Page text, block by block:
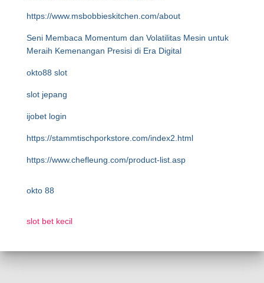
https://www.msbobbieskitchen.com/about
Seni Membaca Momentum dan Volatilitas Mesin untuk
Meraih Kemenangan Presisi di Era Digital
okto88 slot
slot jepang
ijobet login
https://stammtischporkstore.com/index2.html
https://www.chefleung.com/product-list.asp
okto 88
slot bet kecil